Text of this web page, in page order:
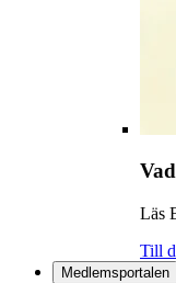
Läs
Till
Medlemsportalen